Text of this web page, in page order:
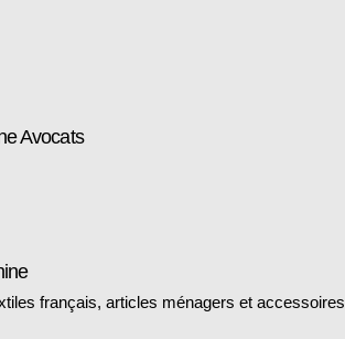
Avocats
français, articles ménagers et accessoires